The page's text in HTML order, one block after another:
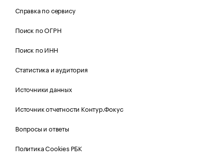
Справка по сервису
Поиск по ОГРН
Поиск по ИНН
Статистика и аудитория
Источники данных
Источник отчетности Контур.Фокус
Вопросы и ответы
Политика Cookies РБК